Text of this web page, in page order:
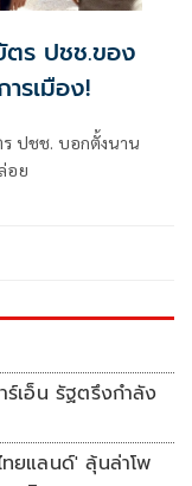
ร ปชช.ของ
รเมือง!
ปชช. บอกตั้งนาน
อย
งกำลัง
ยแลนด์' ลุ้นล่าโพ